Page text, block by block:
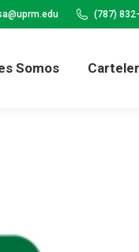
(787)
Somos
Quiénes